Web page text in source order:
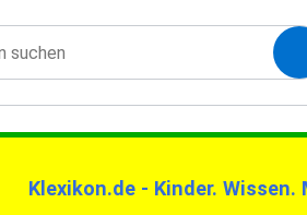
Klexikon.de - Kinder. Wissen.